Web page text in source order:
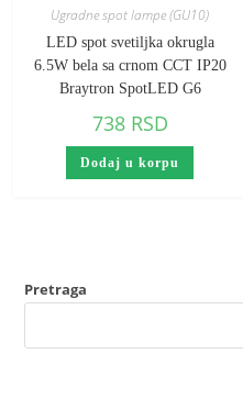
Ugradne spot lampe (GU10)
LED spot svetiljka okrugla
6.5W bela sa crnom CCT IP20
Braytron SpotLED G6
738 RSD
Dodaj u korpu
Pretraga